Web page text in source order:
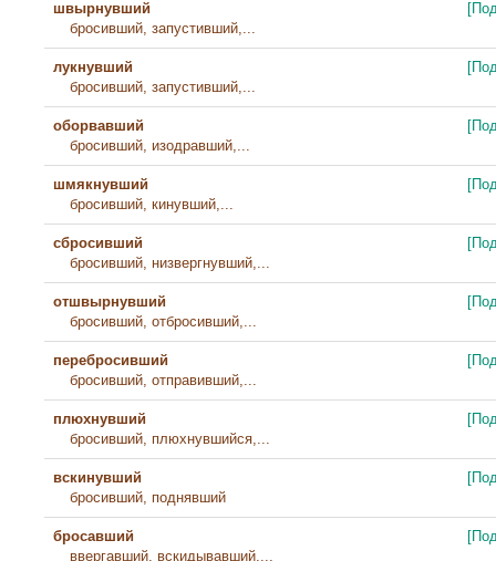
швырнувший
бросивший, запустивший,...
лукнувший
бросивший, запустивший,...
оборвавший
бросивший, изодравший,...
шмякнувший
бросивший, кинувший,...
сбросивший
бросивший, низвергнувший,...
отшвырнувший
бросивший, отбросивший,...
перебросивший
бросивший, отправивший,...
плюхнувший
бросивший, плюхнувшийся,...
вскинувший
бросивший, поднявший
бросавший
ввергавший, вскидывавший,...